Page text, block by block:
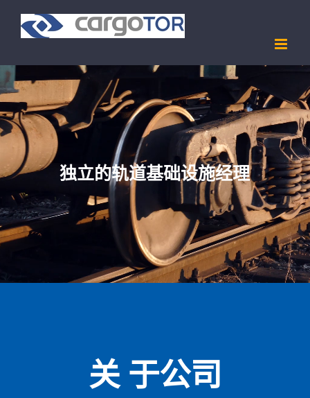
Skip
独立的轨道基础设施经理
关 于公司